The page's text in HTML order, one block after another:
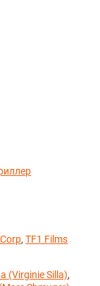
,TF1 Films
(Virginie Silla),